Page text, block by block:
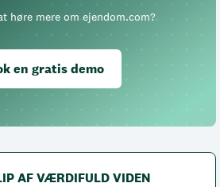
høre mere om ejendom.com?
en gratis demo
AF VÆRDIFULD VIDEN